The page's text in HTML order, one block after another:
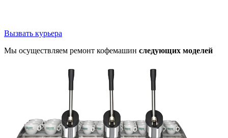
Вызвать курьера
Мы осуществляем ремонт кофемашин следующих моделей